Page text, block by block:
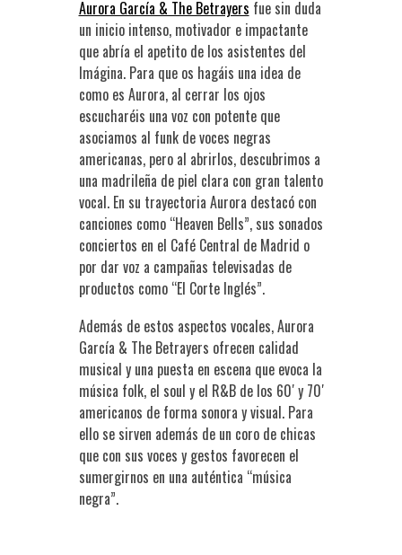
Aurora García & The Betrayers fue sin duda
un inicio intenso, motivador e impactante
que abría el apetito de los asistentes del
Imágina. Para que os hagáis una idea de
como es Aurora, al cerrar los ojos
escucharéis una voz con potente que
asociamos al funk de voces negras
americanas, pero al abrirlos, descubrimos a
una madrileña de piel clara con gran talento
vocal. En su trayectoria Aurora destacó con
canciones como “Heaven Bells”, sus sonados
conciertos en el Café Central de Madrid o
por dar voz a campañas televisadas de
productos como “El Corte Inglés”.
Además de estos aspectos vocales, Aurora
García & The Betrayers ofrecen calidad
musical y una puesta en escena que evoca la
música folk, el soul y el R&B de los 60′ y 70′
americanos de forma sonora y visual. Para
ello se sirven además de un coro de chicas
que con sus voces y gestos favorecen el
sumergirnos en una auténtica “música
negra”.